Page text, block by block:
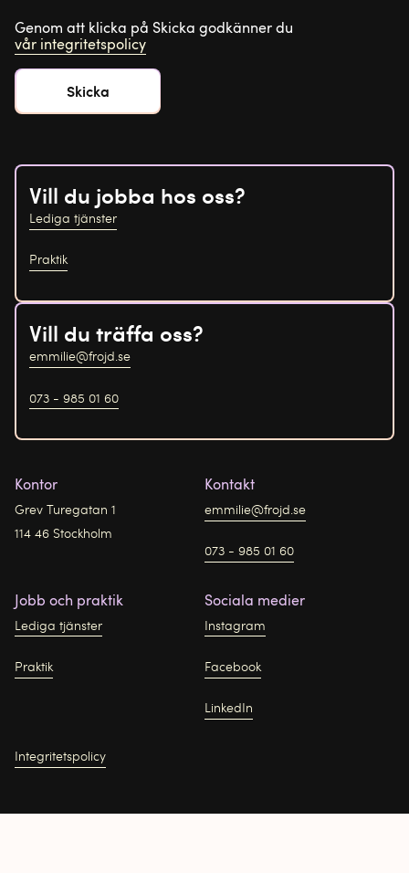
Genom att klicka på Skicka godkänner du
vår integritetspolicy
Vill du jobba hos oss?
Lediga tjänster
Praktik
Vill du träffa oss?
emmilie@frojd.se
073 - 985 01 60
Kontor
Grev Turegatan 1
114 46 Stockholm
Kontakt
emmilie@frojd.se
073 - 985 01 60
Jobb och praktik
Lediga tjänster
Praktik
Sociala medier
Instagram
Facebook
LinkedIn
Integritetspolicy